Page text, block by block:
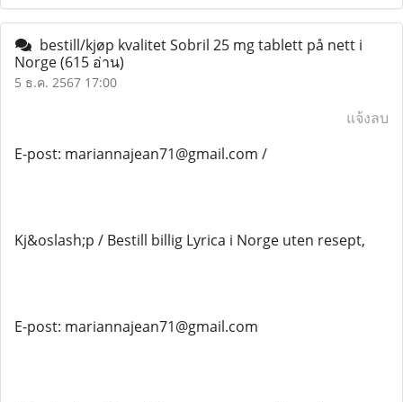
bestill/kjøp kvalitet Sobril 25 mg tablett på nett i
Norge(615 อ่าน)
5 ธ.ค. 2567 17:00
แจ้งลบ
E-post: mariannajean71@gmail.com /
Kj&oslash;p / Bestill billig Lyrica i Norge uten resept,
E-post: mariannajean71@gmail.com